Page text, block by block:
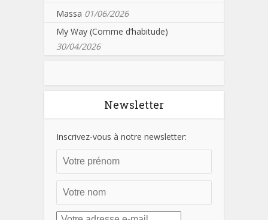
Massa 01/06/2026
My Way (Comme d’habitude)
30/04/2026
Newsletter
Inscrivez-vous à notre newsletter: